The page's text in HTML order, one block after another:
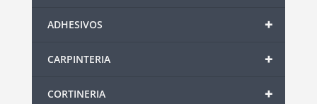
+
ADHESIVOS
+
CARPINTERIA
+
CORTINERIA